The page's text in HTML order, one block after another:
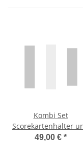
Kombi Set
Scorekartenhalter
Regenschirmhalter
49,00 € *